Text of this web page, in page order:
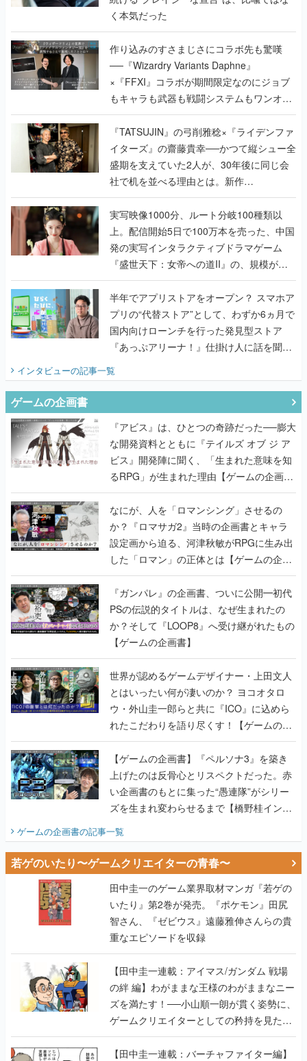
く本気だった
作り込みのすさまじさにコラボ先も驚嘆
──『Wizardry Variants Daphne』
×『FFXI』コラボが期間限定なのにジョブ
もキャラも武器も戦闘システムもワンオフ
で作り込まれた理由を両ディレクターに聞
く
『TATSUJIN』の弓削雅稔×『ライデンファ
イターズ』の齋藤貴幸──かつて縦シュー全
盛期を支えていた2人が、30年後に同じ会
社で机を並べる理由とは。新作
『TATSUJIN EXTREME』で初タッグを組
んだレジェンド2人に訊く開発秘話
実写映像1000分、ルート分岐100種類以
上。配信開始5日で100万本を売った、中国
発の実写インタラクティブドラマゲーム
『盛世天下：女帝への道II』の、規模が違
うこだわりをプロデューサーに聞いた
半年でアプリストアをオープン？ スマホア
プリの“代替ストア”として、わずか6ヵ月で
国内向けローンチを行った発見型ストア
『あっぷアリーナ！』仕掛け人に話を聞い
インタビューの記事一覧
ゲームの企画書
『アビス』は、ひとつの奇跡だった──膨大
な開発資料とともに『テイルズ オブ ジ ア
ビス』開発陣に聞く、「生まれた意味を知
るRPG」が生まれた理由【ゲームの企画
書】
なにが、人を「ロマンシング」させるの
か？『ロマサガ2』当時の企画書とキャラ
設定画から迫る、河津秋敏がRPGに生み出
した「ロマン」の正体とは【ゲームの企画
書】
『ガンパレ』の企画書、ついに公開━初代
PSの伝説的タイトルは、なぜ生まれたの
か？そして『LOOP8』へ受け継がれたもの
【ゲームの企画書】
世界が認めるゲームデザイナー・上田文人
とはいったい何が凄いのか？ ヨコオタロ
ウ・外山圭一郎らと共に『ICO』に込めら
れたこだわりを語り尽くす！【ゲームの企
画書】
【ゲームの企画書】『ペルソナ3』を築き
上げたのは反骨心とリスペクトだった。赤
い企画書のもとに集った“愚連隊”がシリー
ズを生まれ変わらせるまで【橋野桂インタ
ゲームの企画書の記事一覧
若ゲのいたり〜ゲームクリエイターの青春〜
田中圭一のゲーム業界取材マンガ『若ゲの
いたり』第2巻が発売。『ポケモン』田尻
智さん、『ゼビウス』遠藤雅伸さんらの貴
重なエピソードを収録
【田中圭一連載：アイマス/ガンダム 戦場
の絆 編】わがままな王様のわがままなニー
ズを満たす！──小山順一朗が貫く姿勢に、
ゲームクリエイターとしての矜持を見た
【若ゲのいたり最終回】
【田中圭一連載：バーチャファイター編】